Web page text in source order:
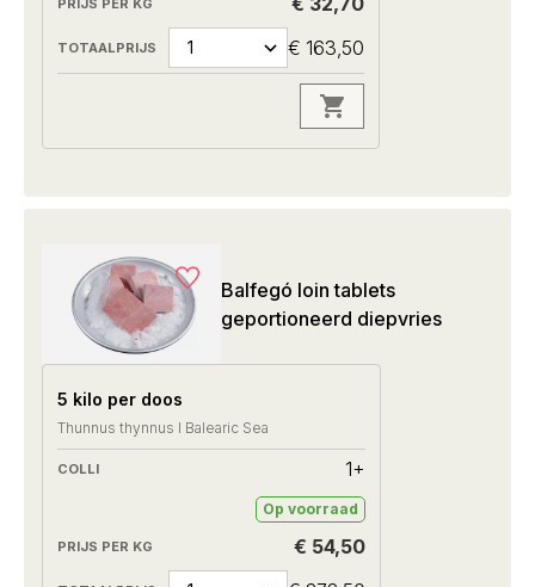
€ 163,50
Balfegó loin tablets
geportioneerd diepvries
5 kilo per doos
Thunnus thynnus I Balearic Sea
1+
Op voorraad
€ 54,50